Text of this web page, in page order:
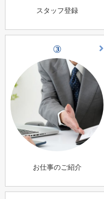
スタッフ登録
③
お仕事のご紹介